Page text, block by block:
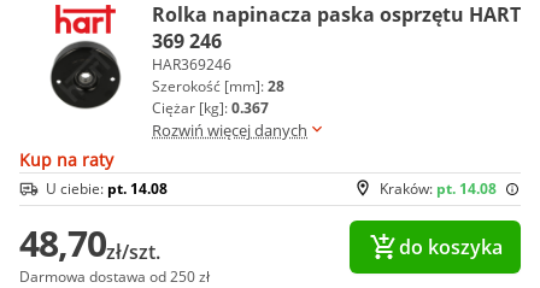
Rolka napinacza paska osprzętu HART
369 246
HAR369246
Szerokość [mm]:28
Ciężar [kg]:0.367
Rozwiń więcej danych
Kup na raty
Kraków: pt. 14.08
U ciebie: pt. 14.08
48,70zł/szt.
Darmowa dostawa od 250 zł
do koszyka